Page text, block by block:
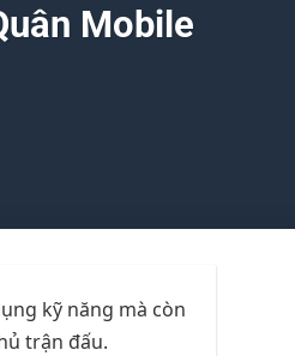
Mobile
kỹ năng mà còn
trận đấu.